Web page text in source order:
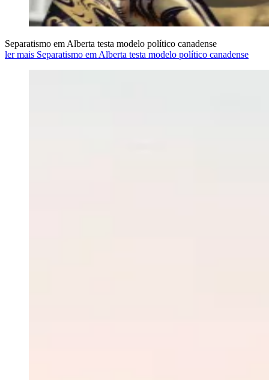
Separatismo em Alberta testa modelo político canadense
ler mais Separatismo em Alberta testa modelo político canadense